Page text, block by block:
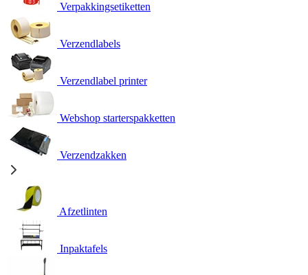
Verpakkingsetiketten
Verzendlabels
Verzendlabel printer
Webshop starterspakketten
Verzendzakken
Afzetlinten
Inpaktafels